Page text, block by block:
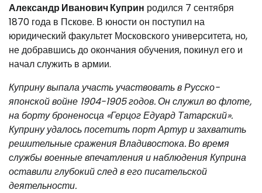
Александр Иванович Куприн родился 7 сентября
1870 года в Пскове. В юности он поступил на
юридический факультет Московского университета, но,
не добравшись до окончания обучения, покинул его и
начал служить в армии.
Куприну выпала участь участвовать в Русско-
японской войне 1904-1905 годов. Он служил во флоте,
на борту броненосца «Герцог Едуард Татарский».
Куприну удалось посетить порт Артур и захватить
решительные сражения Владивостока. Во время
службы военные впечатления и наблюдения Куприна
оставили глубокий след в его писательской
деятельности.